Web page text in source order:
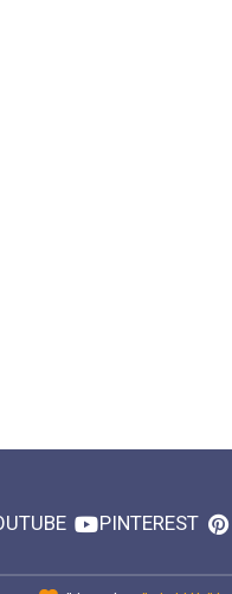
PINTEREST